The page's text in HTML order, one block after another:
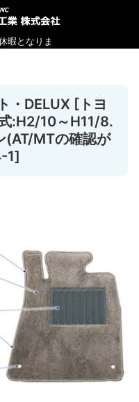
・DELUX [トヨ
:H2/10～H11/8.
(AT/MTの確認が
1]